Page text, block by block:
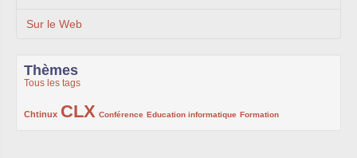
Sur le Web
Thèmes
Tous les tags
Chtinux
222/1002CLX
1002/1002 Conférence
132/1002 Education informatique
119/1002 Formation
168/1002